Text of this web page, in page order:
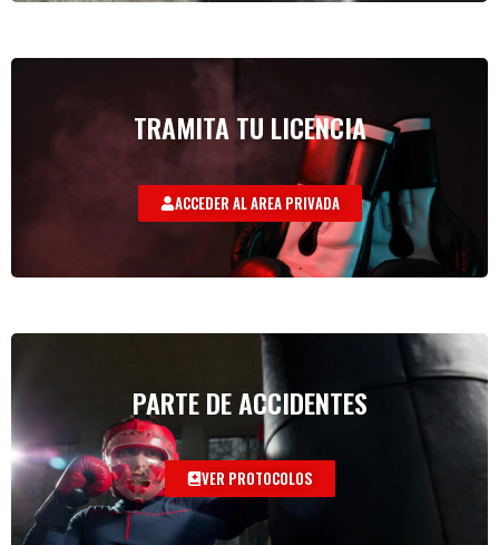
TRAMITA TU LICENCIA
ACCEDER AL AREA PRIVADA
PARTE DE ACCIDENTES
VER PROTOCOLOS